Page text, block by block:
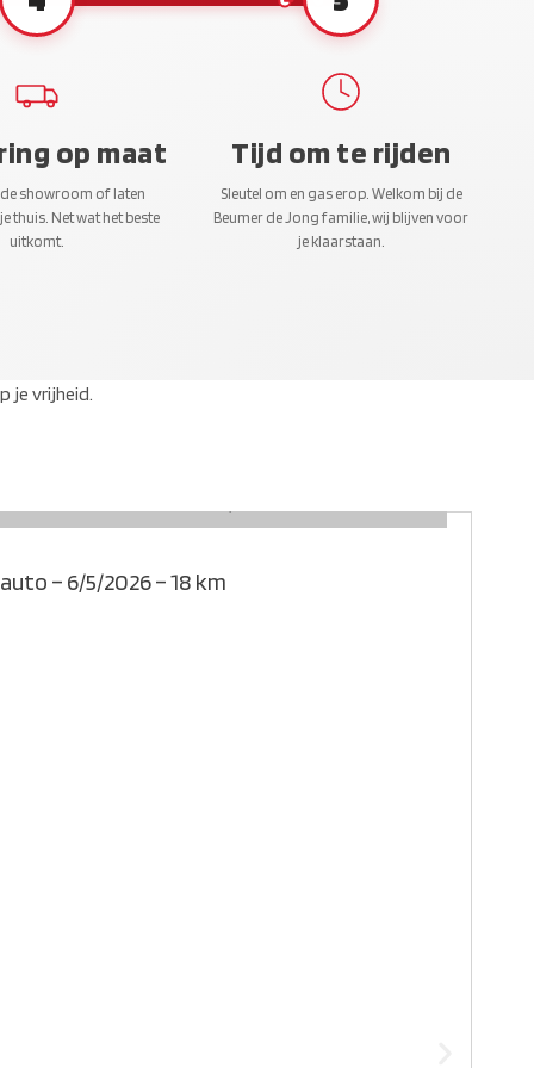
op maat
de showroom of laten
thuis. Net wat het beste
uitkomt.
Tijd om te rijden
Sleutel om en gas erop. Welkom bij de
Beumer de Jong familie, wij blijven voor
je klaarstaan.
je vrijheid.
– 6/5/2026 – 18 km